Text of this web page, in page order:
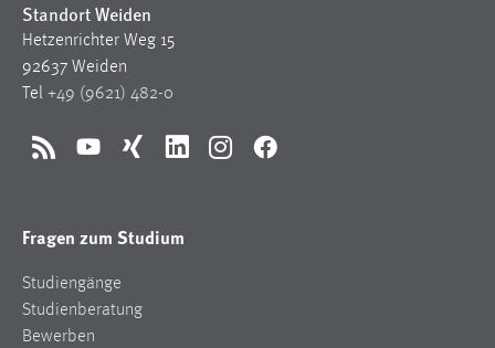
Standort Weiden
Hetzenrichter Weg 15
92637 Weiden
Tel +49 (9621) 482-0
RSS YouTubeXing LinkedInInstagramFacebook
Fragen zum Studium
Studiengänge
Studienberatung
Bewerben